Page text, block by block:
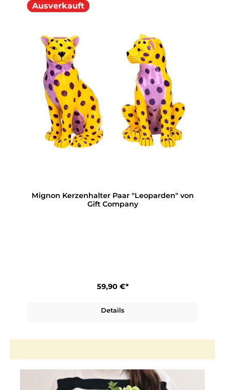
Ausverkauft
Mignon Kerzenhalter Paar "Leoparden" von
Gift Company
59,90 €*
Details